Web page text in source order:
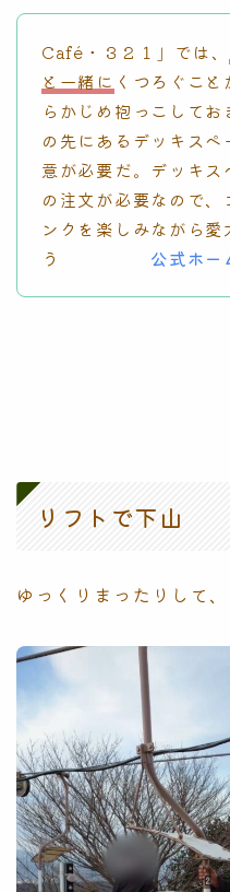
Café・３２１」では、
と一緒に くつろぐこ
らかじめ抱っこして
の先にあるデッキス
意が必要だ。デッキ
の注文が必要なので
ンクを楽しみながら
う 公式ホー
リフトで下山
ゆっくりまったりして